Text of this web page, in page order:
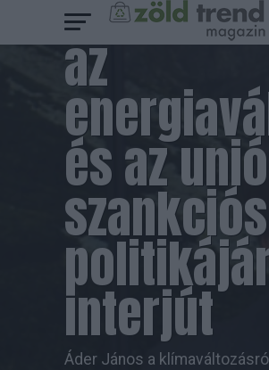
az
és az unió
szankciós
interjút
Áder János a